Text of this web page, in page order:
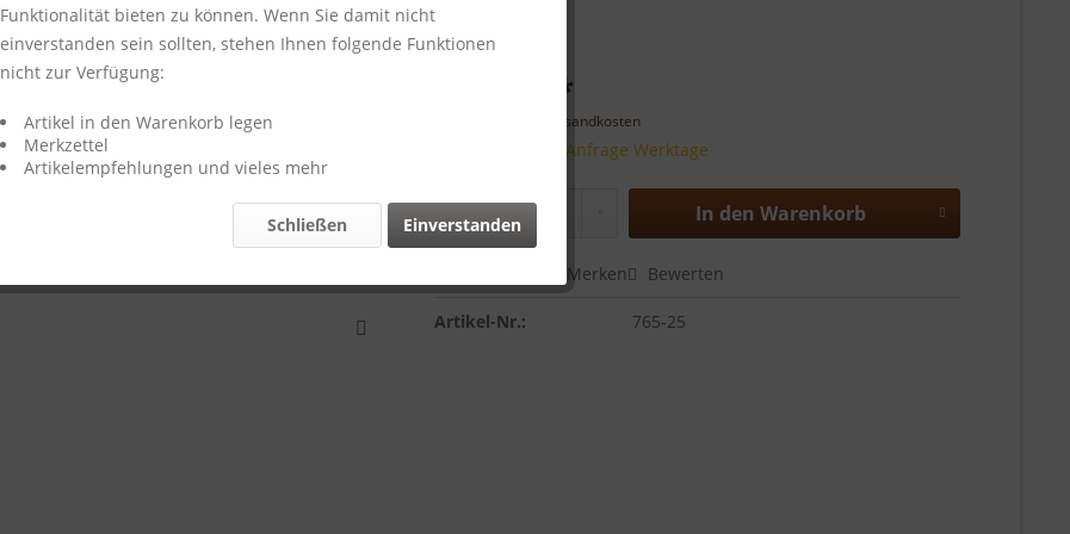
28,80 € *
zzgl. Versandkosten
Lieferzeit auf Anfrage Werktage
In den Warenkorb
Merken Bewerten
Artikel-Nr.: 765-25
Funktionalität bieten zu können. Wenn Sie damit nicht
einverstanden sein sollten, stehen Ihnen folgende Funktionen
nicht zur Verfügung:
Artikel in den Warenkorb legen
Merkzettel
Artikelempfehlungen und vieles mehr
Einverstanden
Schließen